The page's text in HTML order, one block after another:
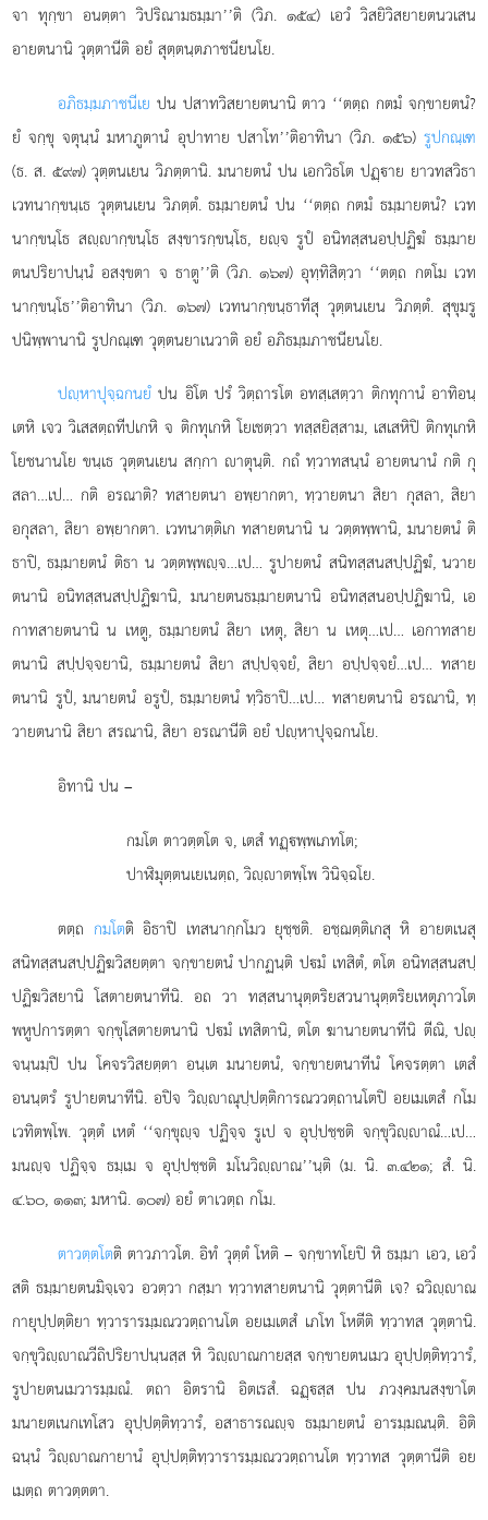
จา ทุกฺขา อนตฺตา วิปริณามธมฺมา’’ติ (วิภ. ๑๕๔) เอวํ วิสยิวิสยายตนวเสน
อายตนานิ วุตฺตานีติ อยํ สุตฺตนฺตภาชนียนโย.
อภิธมฺมภาชนีเย ปน ปสาทวิสยายตนานิ ตาว ‘‘ตตฺถ กตมํ จกฺขายตนํ?
ยํ จกฺขุ จตุนฺนํ มหาภูตานํ อุปาทาย ปสาโท’’ติอาทินา (วิภ. ๑๕๖) รูปกณฺเฑ
(ธ. ส. ๕๙๗) วุตฺตนเยน วิภตฺตานิ. มนายตนํ ปน เอกวิธโต ปฏฺาย ยาวทสวิธา
เวทนากฺขนฺเธ วุตฺตนเยน วิภตฺตํ. ธมฺมายตนํ ปน ‘‘ตตฺถ กตมํ ธมฺมายตนํ? เวท
นากฺขนฺโธ สฺากฺขนฺโธ สงฺขารกฺขนฺโธ, ยฺจ รูปํ อนิทสฺสนอปฺปฏิฆํ ธมฺมาย
ตนปริยาปนฺนํ อสงฺขตา จ ธาตู’’ติ (วิภ. ๑๖๗) อุทฺทิสิตฺวา ‘‘ตตฺถ กตโม เวท
นากฺขนฺโธ’’ติอาทินา (วิภ. ๑๖๗) เวทนากฺขนฺธาทีสุ วุตฺตนเยน วิภตฺตํ. สุขุมรู
ปนิพฺพานานิ รูปกณฺเฑ วุตฺตนยาเนวาติ อยํ อภิธมฺมภาชนียนโย.
ปฺหาปุจฺฉกนยํ ปน อิโต ปรํ วิตฺถารโต อทสฺเสตฺวา ติกทุกานํ อาทิอนฺ
เตหิ เจว วิเสสตฺถทีปเกหิ จ ติกทุเกหิ โยเชตฺวา ทสฺสยิสฺสาม, เสเสหิปิ ติกทุเกหิ
โยชนานโย ขนฺเธ วุตฺตนเยน สกฺกา าตุนฺติ. กถํ ทฺวาทสนฺนํ อายตนานํ กติ กุ
สลา…เป… กติ อรณาติ? ทสายตนา อพฺยากตา, ทฺวายตนา สิยา กุสลา, สิยา
อกุสลา, สิยา อพฺยากตา. เวทนาตฺติเก ทสายตนานิ น วตฺตพฺพานิ, มนายตนํ ติ
ธาปิ, ธมฺมายตนํ ติธา น วตฺตพฺพฺจ…เป… รูปายตนํ สนิทสฺสนสปฺปฏิฆํ, นวาย
ตนานิ อนิทสฺสนสปฺปฏิฆานิ, มนายตนธมฺมายตนานิ อนิทสฺสนอปฺปฏิฆานิ, เอ
กาทสายตนานิ น เหตู, ธมฺมายตนํ สิยา เหตุ, สิยา น เหตุ…เป… เอกาทสาย
ตนานิ สปฺปจฺจยานิ, ธมฺมายตนํ สิยา สปฺปจฺจยํ, สิยา อปฺปจฺจยํ…เป… ทสาย
ตนานิ รูปํ, มนายตนํ อรูปํ, ธมฺมายตนํ ทฺวิธาปิ…เป… ทสายตนานิ อรณานิ, ทฺ
วายตนานิ สิยา สรณานิ, สิยา อรณานีติ อยํ ปฺหาปุจฺฉกนโย.
อิทานิปน –
กมโต ตาวตฺตโต จ, เตสํ ทฏฺพฺพเภทโต;
ปาฬิมุตฺตนเยเนตฺถ, วิฺาตพฺโพ วินิจฺฉโย.
ตตฺถ กมโตติ อิธาปิ เทสนากฺกโมว ยุชฺชติ. อชฺฌตฺติเกสุ หิ อายตเนสุ
สนิทสฺสนสปฺปฏิฆวิสยตฺตา จกฺขายตนํ ปากฏนฺติ ปมํ เทสิตํ, ตโต อนิทสฺสนสปฺ
ปฏิฆวิสยานิ โสตายตนาทีนิ. อถ วา ทสฺสนานุตฺตริยสวนานุตฺตริยเหตุภาวโต
พหูปการตฺตา จกฺขุโสตายตนานิ ปมํ เทสิตานิ, ตโต ฆานายตนาทีนิ ตีณิ, ปฺ
จนฺนมฺปิ ปน โคจรวิสยตฺตา อนฺเต มนายตนํ, จกฺขายตนาทีนํ โคจรตฺตา เตสํ
อนนฺตรํ รูปายตนาทีนิ. อปิจ วิฺาณุปฺปตฺติการณววตฺถานโตปิ อยเมเตสํ กโม
เวทิตพฺโพ. วุตฺตํ เหตํ ‘‘จกฺขุฺจ ปฏิจฺจ รูเป จ อุปฺปชฺชติ จกฺขุวิฺาณํ…เป…
มนฺจ ปฏิจฺจ ธมฺเม จ อุปฺปชฺชติ มโนวิฺาณ’’นฺติ (ม. นิ. ๓.๔๒๑; สํ. นิ.
๔.๖๐, ๑๑๓; มหานิ. ๑๐๗) อยํ ตาเวตฺถ กโม.
ตาวตฺตโตติ ตาวภาวโต. อิทํ วุตฺตํ โหติ – จกฺขาทโยปิ หิ ธมฺมา เอว, เอวํ
สติ ธมฺมายตนมิจฺเจว อวตฺวา กสฺมา ทฺวาทสายตนานิ วุตฺตานีติ เจ? ฉวิฺาณ
กายุปฺปตฺติยา ทฺวารารมฺมณววตฺถานโต อยเมเตสํ เภโท โหตีติ ทฺวาทส วุตฺตานิ.
จกฺขุวิฺาณวีถิปริยาปนฺนสฺส หิ วิฺาณกายสฺส จกฺขายตนเมว อุปฺปตฺติทฺวารํ,
รูปายตนเมวารมฺมณํ. ตถา อิตรานิ อิตเรสํ. ฉฏฺสฺส ปน ภวงฺคมนสงฺขาโต
มนายตเนกเทโสว อุปฺปตฺติทฺวารํ, อสาธารณฺจ ธมฺมายตนํ อารมฺมณนฺติ. อิติ
ฉนฺนํ วิฺาณกายานํ อุปฺปตฺติทฺวารารมฺมณววตฺถานโต ทฺวาทส วุตฺตานีติ อย
เมตฺถ ตาวตฺตตา.